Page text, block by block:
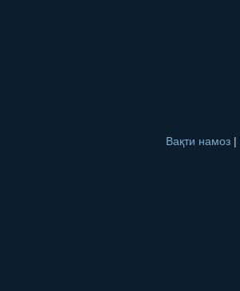
Вақти намоз |